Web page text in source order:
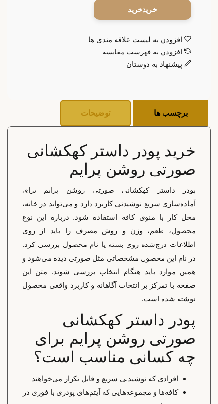
خرید
افزودن به لیست علاقه مندی ها
افزودن به فهرست مقایسه
پیشنهاد به دوستان
توضیحات برچسب ها
خرید پودر داستر کهکشانی
صورتی روشن پرایم
پودر داستر کهکشانی صورتی روشن پرایم برای
آماده‌سازی سریع نوشیدنی کاربرد دارد و می‌تواند در خانه،
محل کار یا منوی کافه استفاده شود. درباره این نوع
محصول، طعم، وزن و روش مصرف را باید از روی
اطلاعات درج‌شده روی بسته یا نام محصول بررسی کرد.
در نام این محصول مشخصاتی مثل صورتی دیده می‌شود و
همین موارد باید هنگام انتخاب بررسی شوند. متن این
صفحه با تمرکز بر انتخاب آگاهانه و کاربرد واقعی محصول
نوشته شده است.
پودر داستر کهکشانی
صورتی روشن پرایم برای
چه کسانی مناسب است؟
افرادی که نوشیدنی سریع و قابل تکرار می‌خواهند
کافه‌ها و مجموعه‌هایی که آیتم‌های پودری یا فوری در